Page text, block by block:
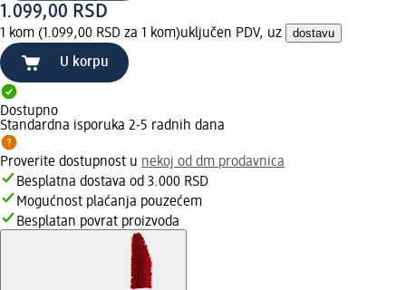
1.099,00 RSD
1 kom (1.099,00 RSD za 1 kom)uključen PDV, uz dostavu
U korpu
Dostupno
Standardna isporuka 2-5 radnih dana
Proverite dostupnost u nekoj od dm prodavnica
Besplatna dostava od 3.000 RSD
Mogućnost plaćanja pouzećem
Besplatan povrat proizvoda